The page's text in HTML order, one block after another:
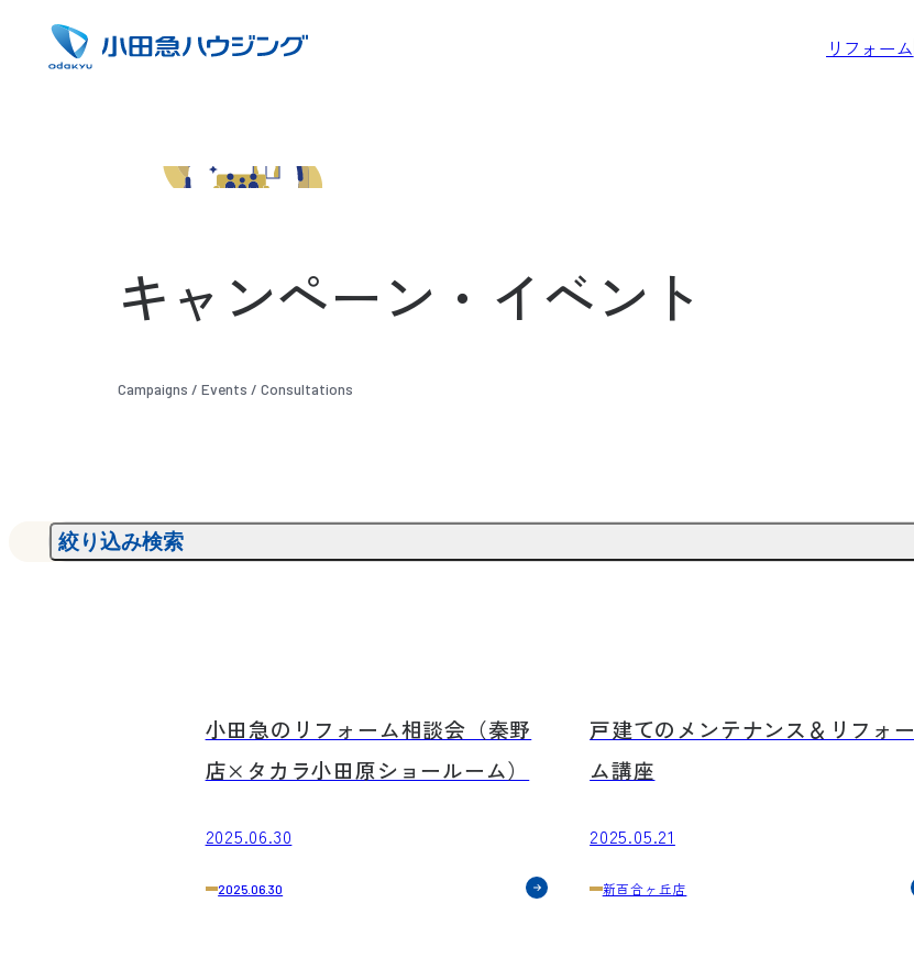
リフォーム
キャンペーン・イベント
絞り込み検索
2025.06.30
小田急のリフォーム相談会（秦野
店×タカラ小田原ショールーム）
2025.06.30
新百合ヶ丘店
戸建てのメンテナンス＆リフォー
ム講座
2025.05.21